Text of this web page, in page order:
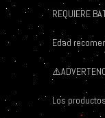
REQUIERE
Edad
Los